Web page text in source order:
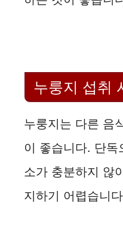
누룽지 섭취
누룽지는 다른 음
이 좋습니다. 단
소가 충분하지 않
지하기 어렵습니